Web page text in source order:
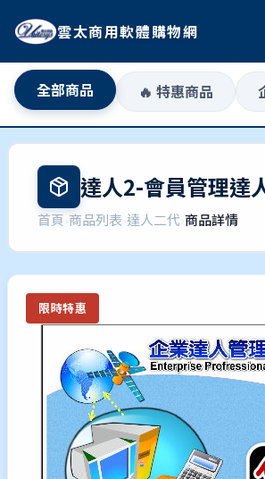
雲太商用軟體購物網
全部商品 🔥 特惠商品
達人2-會員管理達
首頁›商品列表›達人二代›商品詳情
限時特惠